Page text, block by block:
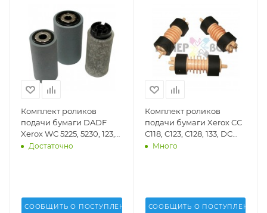
Комплект роликов
подачи бумаги DADF
Xerox WC 5225, 5230, 123,
128, 133, 7232, 7328, 7346,
Достаточно
СООБЩИТЬ О ПОСТУПЛЕНИИ
Комплект роликов
подачи бумаги Xerox CС
C118, C123, C128, 133, DС
3535, Phaser 5500, 5550,
Много
СООБЩИТЬ О ПОСТУПЛЕНИИ